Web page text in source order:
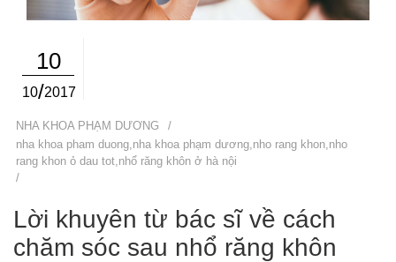
10
10/2017
NHA KHOA PHẠM DƯƠNG
/
nha khoa pham duong nha khoa phạm dương nho rang khon nho
rang khon ỏ dau tot nhổ răng khôn ở hà nội
/
​​​​​​​Lời khuyên từ bác sĩ về cách
chăm sóc sau nhổ răng khôn